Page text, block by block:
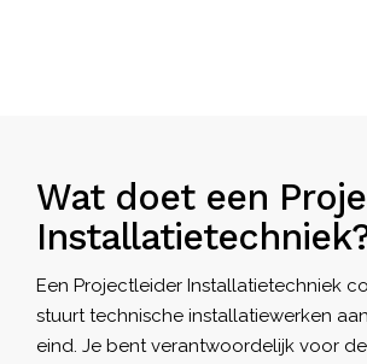
Wat doet een
Een Projectleider Installatietechniek
stuurt technische installatiewerken
eind. Je bent verantwoordelijk voor